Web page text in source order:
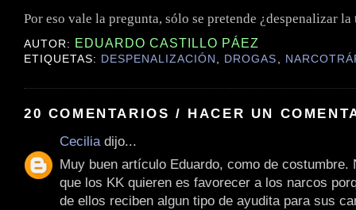
Por eso vale la pregunta, sólo se pretende ¿despenalizar la
AUTOR: EDUARDO CASTILLO PÁEZ
ETIQUETAS: DESPENALIZACIÓN , DROGAS ,
20 COMENTARIOS / HACER UN
Cecilia dijo...
Muy buen artículo Eduardo, como de costumbre.
que los KK quieren es favorecer a los narcos
de ellos reciben algun tipo de ayudita para sus